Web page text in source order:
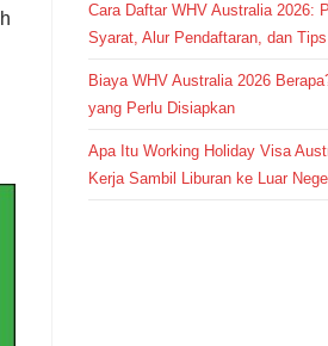
Cara Daftar WHV Australia 2026:
Syarat, Alur Pendaftaran, dan
Biaya WHV Australia 2026
yang Perlu Disiapkan
Apa Itu Working Holiday Visa
Kerja Sambil Liburan ke Luar